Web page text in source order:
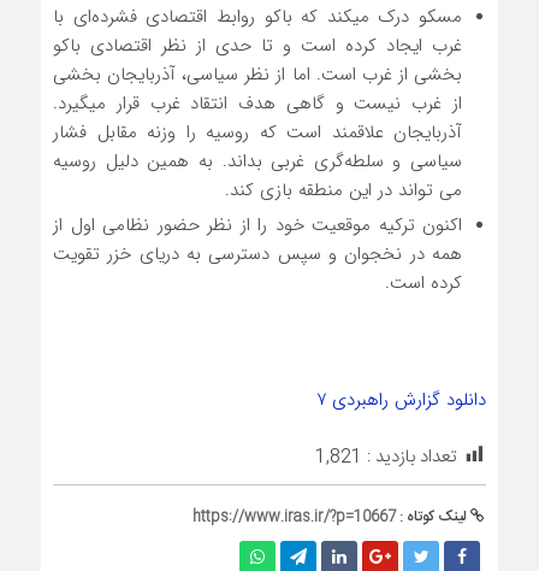
مسکو درک می­کند که باکو روابط اقتصادی فشرده‌ای با
غرب ایجاد کرده است و تا حدی از نظر اقتصادی باکو
بخشی از غرب است. اما از نظر سیاسی، آذربایجان بخشی
از غرب نیست و گاهی هدف انتقاد غرب قرار می­گیرد.
آذربایجان علاقمند است که روسیه را وزنه مقابل فشار
سیاسی و سلطه‌گری غربی بداند. به همین دلیل روسیه
می تواند در این منطقه بازی کند.
اکنون ترکیه موقعیت خود را از نظر حضور نظامی اول از
همه در نخجوان و سپس دسترسی به دریای خزر تقویت
کرده است.
دانلود گزارش راهبردی ۷
تعداد بازدید : 1,821
لینک کوتاه :https://www.iras.ir/?p=10667